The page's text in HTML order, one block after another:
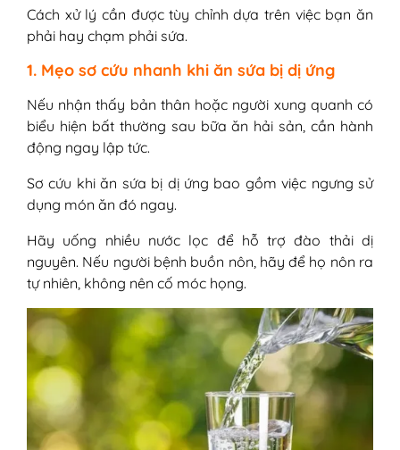
Cách xử lý cần được tùy chỉnh dựa trên việc bạn ăn
phải hay chạm phải sứa.
1. Mẹo sơ cứu nhanh khi ăn sứa bị dị ứng
Nếu nhận thấy bản thân hoặc người xung quanh có
biểu hiện bất thường sau bữa ăn hải sản, cần hành
động ngay lập tức.
Sơ cứu khi ăn sứa bị dị ứng bao gồm việc ngưng sử
dụng món ăn đó ngay.
Hãy uống nhiều nước lọc để hỗ trợ đào thải dị
nguyên. Nếu người bệnh buồn nôn, hãy để họ nôn ra
tự nhiên, không nên cố móc họng.